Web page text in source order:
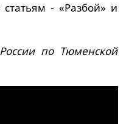
- «Разбой» и
по Тюменской